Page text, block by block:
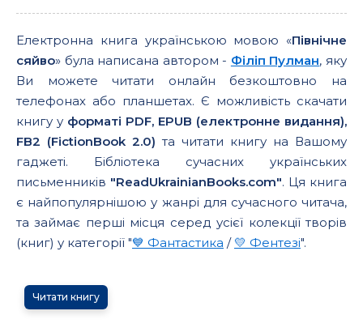
Електронна книга українською мовою «Північне
сяйво» була написана автором - Філіп Пулман, яку
Ви можете читати онлайн безкоштовно на
телефонах або планшетах. Є можливість скачати
книгу у форматі PDF, EPUB (електронне видання),
FB2 (FictionBook 2.0) та читати книгу на Вашому
гаджеті. Бібліотека сучасних українських
письменників "ReadUkrainianBooks.com". Ця книга
є найпопулярнішою у жанрі для сучасного читача,
та займає перші місця серед усієї колекції творів
(книг) у категорії "💙 Фантастика / 💛 Фентезі".
Читати книгу